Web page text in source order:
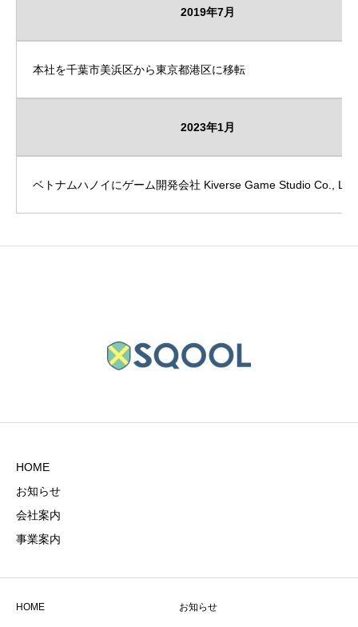
2019年7月
本社を千葉市美浜区から東京都港区に移転
2023年1月
ベトナムハノイにゲーム開発会社 Kiverse Game Studio Co.,
HOME
お知らせ
会社案内
事業案内
HOME お知らせ